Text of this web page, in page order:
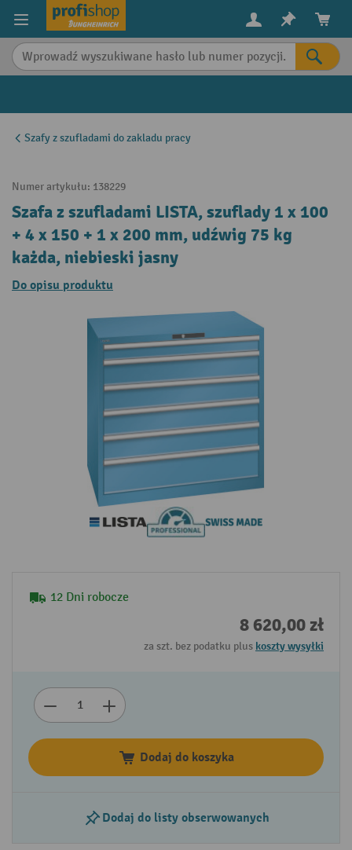
content
Szafy z szufladami do zakladu pracy
Numer artykułu: 138229
Szafa z szufladami LISTA, szuflady 1 x 100
+ 4 x 150 + 1 x 200 mm, udźwig 75 kg
każda, niebieski jasny
Do opisu produktu
12 Dni robocze
8 620,00 zł
za szt. bez podatku plus koszty wysyłki
Dodaj do koszyka
Dodaj do listy obserwowanych